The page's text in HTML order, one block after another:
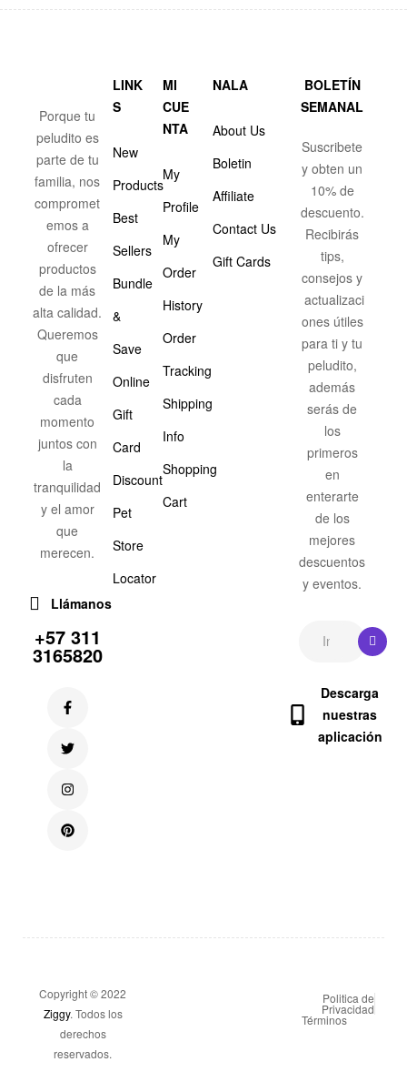
Porque tu
peludito es
parte de tu
familia, nos
compromet
emos a
ofrecer
productos
de la más
alta calidad.
Queremos
que
disfruten
cada
momento
juntos con
la
tranquilidad
y el amor
que
merecen.
Llámanos
+57 311
3165820
LINK
S
New
Products
Best
Sellers
Bundle
&
Save
Online
Gift
Card
Discount
Pet
Store
Locator
MI
CUE
NTA
My
Profile
My
Order
History
Order
Tracking
Shipping
Info
Shopping
Cart
NALA
About Us
Boletin
Affiliate
Contact Us
Gift Cards
BOLETÍN
SEMANAL
Suscribete
y obten un
10% de
descuento.
Recibirás
tips,
consejos y
actualizaci
ones útiles
para ti y tu
peludito,
además
serás de
los
primeros
en
enterarte
de los
mejores
descuentos
y eventos.
Descarga
nuestras
aplicación
Copyright © 2022
Ziggy. Todos los
derechos
reservados.
Politica de
Privacidad
Términos